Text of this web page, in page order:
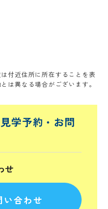
付近住所に所在することを表
は異なる場合がございます。
学予約・ お問
せ
い合わせ